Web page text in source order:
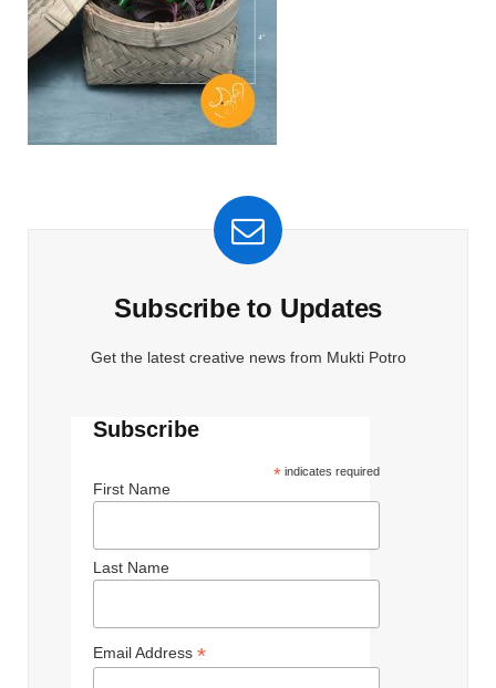
Subscribe to Updates
Get the latest creative news from Mukti Potro
Subscribe
* indicates required
First Name
Last Name
Email Address *